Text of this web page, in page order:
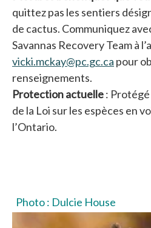
quittez pas les sentiers
de cactus. Communiquez
Savannas Recovery Team à
vicki.mckay@pc.gc.ca pour
renseignements.
Protection actuelle:
de la Loi sur les espèces en
l’Ontario.
Photo : Dulcie House